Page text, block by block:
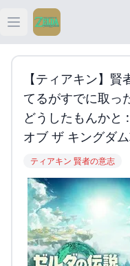
Open main menu
【ティアキン】
てるがすでに取っ
どうしたもんかと
オブ ザ キングダ
ティアキン 賢者の意志